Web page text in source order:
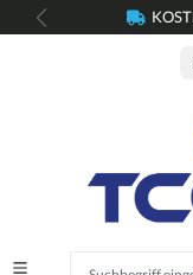
springen